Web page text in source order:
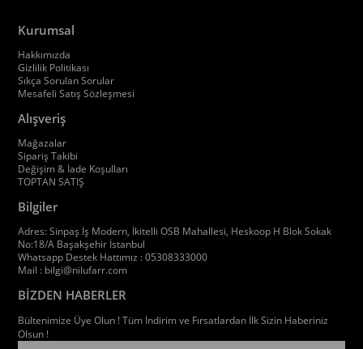
Kurumsal
Hakkımızda
Gizlilik Politikası
Sıkça Sorulan Sorular
Mesafeli Satış Sözleşmesi
Alışveriş
Mağazalar
Sipariş Takibi
Değişim & İade Koşulları
TOPTAN SATIŞ
Bilgiler
Adres: Sinpaş İş Modern, İkitelli OSB Mahallesi, Heskoop H Blok Sokak
No:18/A Başakşehir İstanbul
Whatsapp Destek Hattımız : 05308333000
Mail : bilgi@nilufarr.com
BİZDEN HABERLER
Bültenimize Üye Olun ! Tüm İndirim ve Fırsatlardan İlk Sizin Haberiniz
Olsun !